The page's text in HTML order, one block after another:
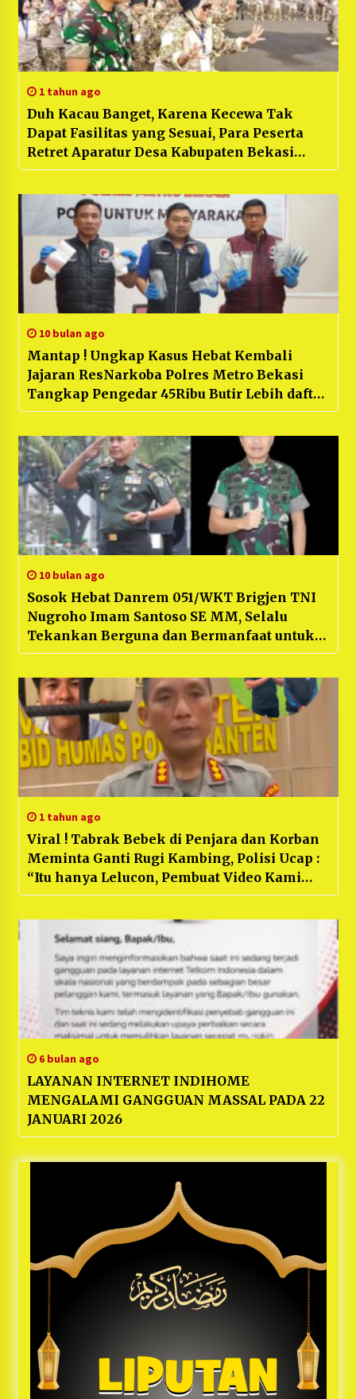
1 tahun ago
Duh Kacau Banget, Karena Kecewa Tak
Dapat Fasilitas yang Sesuai, Para Peserta
Retret Aparatur Desa Kabupaten Bekasi
Pulang duluan Sebelum Waktunya
10 bulan ago
Mantap ! Ungkap Kasus Hebat Kembali
Jajaran ResNarkoba Polres Metro Bekasi
Tangkap Pengedar 45Ribu Butir Lebih daftar
Obat G dan Sabu Seberat 66,6 Gram yang
akan di Edar Namun Berhasil di Gagalkan
10 bulan ago
Sosok Hebat Danrem 051/WKT Brigjen TNI
Nugroho Imam Santoso SE MM, Selalu
Tekankan Berguna dan Bermanfaat untuk
Masyarakat , dan fokuskan ‘Ketahanan
Pangan’ untuk Bangsa
1 tahun ago
Viral ! Tabrak Bebek di Penjara dan Korban
Meminta Ganti Rugi Kambing, Polisi Ucap :
“Itu hanya Lelucon, Pembuat Video Kami
Periksa”
6 bulan ago
LAYANAN INTERNET INDIHOME
MENGALAMI GANGGUAN MASSAL PADA 22
JANUARI 2026